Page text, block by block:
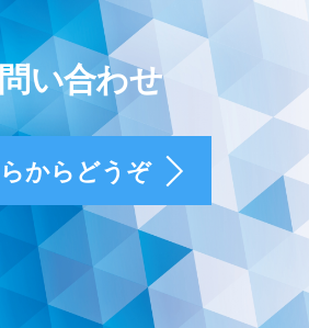
い合わせ
からどうぞ